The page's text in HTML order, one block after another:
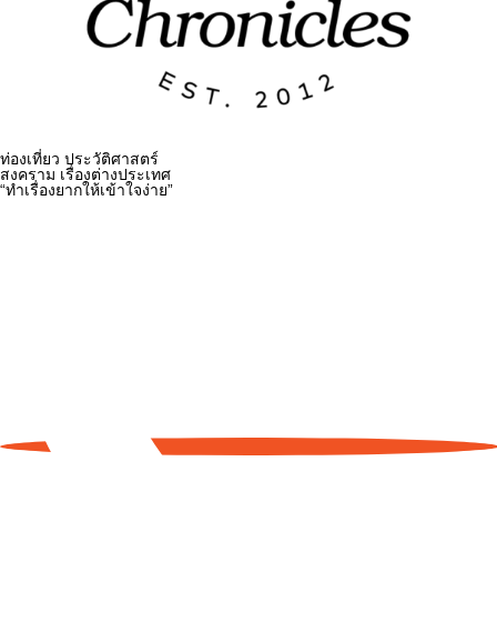
ท่องเที่ยว ประวัติศาสตร์
สงคราม เรื่องต่างประเทศ
“ทำเรื่องยากให้เข้าใจง่าย”